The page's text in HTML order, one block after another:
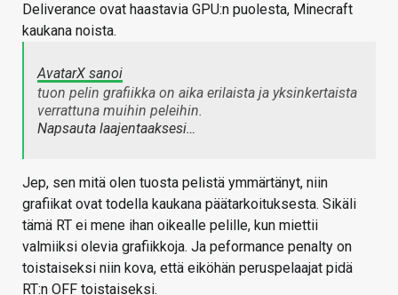
Deliverance ovat haastavia GPU:n puolesta, Minecraft
kaukana noista.
AvatarX sanoi
tuon pelin grafiikka on aika erilaista ja yksinkertaista
verrattuna muihin peleihin.
Napsauta laajentaaksesi…
Jep, sen mitä olen tuosta pelistä ymmärtänyt, niin
grafiikat ovat todella kaukana päätarkoituksesta. Sikäli
tämä RT ei mene ihan oikealle pelille, kun miettii
valmiiksi olevia grafiikkoja. Ja peformance penalty on
toistaiseksi niin kova, että eiköhän peruspelaajat pidä
RT:n OFF toistaiseksi.